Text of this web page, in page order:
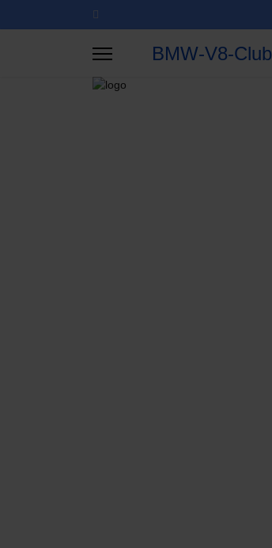
BMW-V8-Club